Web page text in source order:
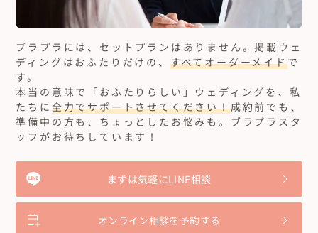
ブラプラには、セットプランはありません。掲載ウェ
ディングはおふたりだけの、 すべてオーダーメイドで
す。
本当の意味で「おふたりらしい」ウェディングを、私
たちに 全力でサポートさせてください！成約前でも、
準備中の方も、ちょっとしたお悩みも。ブラプラスタ
ッフがお待ちしています！
まずは気軽にLINE相談
オンライン相談を予約する